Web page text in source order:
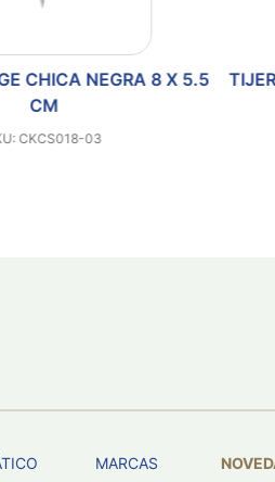
NEGRA 8 X 5.5
CM
03
TIJERA
MARCAS